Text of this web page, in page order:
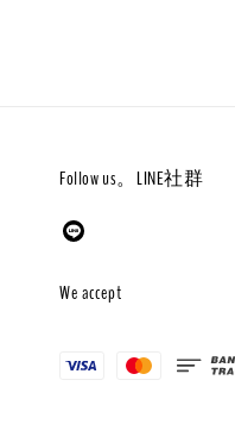
Follow us。LINE社群
We accept